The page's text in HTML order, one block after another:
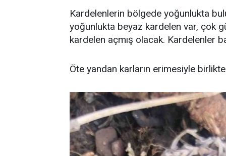
Kardelenlerin bölgede yoğunlukta
yoğunlukta beyaz kardelen var, çok
kardelen açmış olacak. Kardelenler
Öte yandan karların erimesiyle